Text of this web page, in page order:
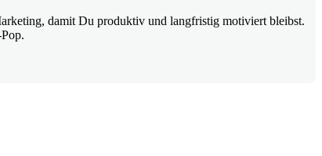
damit Du produktiv und langfristig motiviert bleibst.